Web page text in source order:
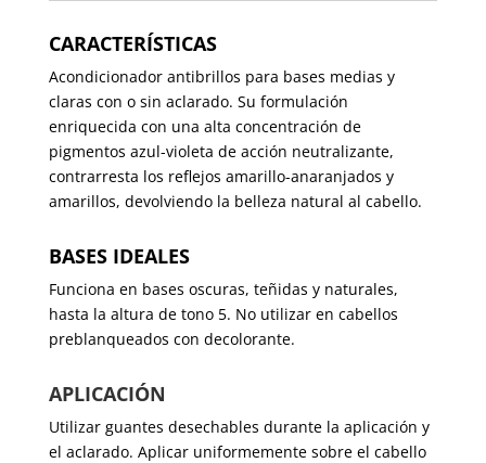
CARACTERÍSTICAS
Acondicionador antibrillos para bases medias y
claras con o sin aclarado. Su formulación
enriquecida con una alta concentración de
pigmentos azul-violeta de acción neutralizante,
contrarresta los reflejos amarillo-anaranjados y
amarillos, devolviendo la belleza natural al cabello.
BASES IDEALES
Funciona en bases oscuras, teñidas y naturales,
hasta la altura de tono 5. No utilizar en cabellos
preblanqueados con decolorante.
APLICACIÓN
Utilizar guantes desechables durante la aplicación y
el aclarado. Aplicar uniformemente sobre el cabello